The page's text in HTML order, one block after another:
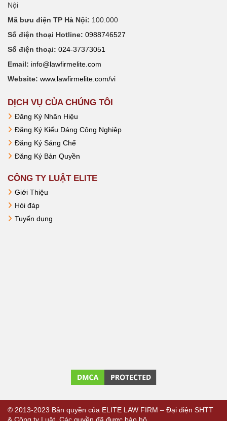
Nội
Mã bưu điện TP Hà Nội: 100.000
Số điện thoại Hotline: 0988746527
Số điện thoại: 024-37373051
Email: info@lawfirmelite.com
Website: www.lawfirmelite.com/vi
DỊCH VỤ CỦA CHÚNG TÔI
Đăng Ký Nhãn Hiệu
Đăng Ký Kiểu Dáng Công Nghiệp
Đăng Ký Sáng Chế
Đăng Ký Bản Quyền
CÔNG TY LUẬT ELITE
Giới Thiệu
Hỏi đáp
Tuyển dụng
© 2013-2023 Bản quyền của ELITE LAW FIRM – Đại diện SHTT
& Công ty Luật. Các quyền đã được bảo hộ.